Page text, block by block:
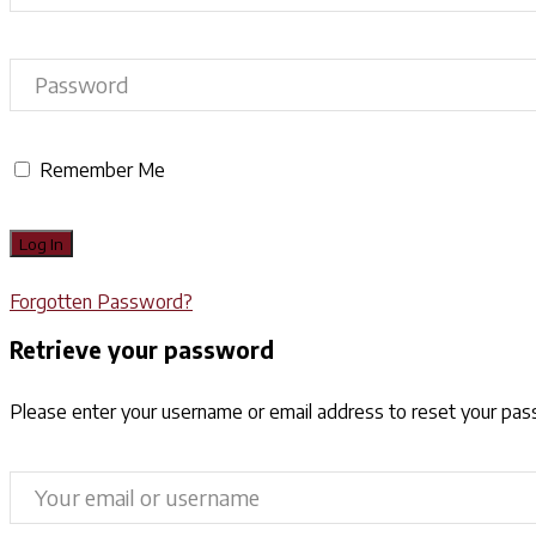
Remember Me
Forgotten Password?
Retrieve your password
Please enter your username or email address to reset your